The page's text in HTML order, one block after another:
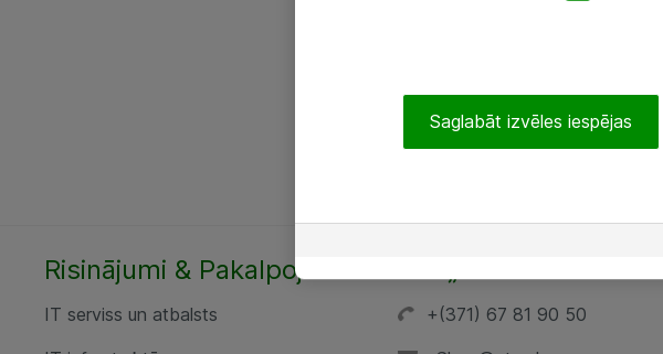
Risinājumi & Pakalpojumi
IT serviss un atbalsts
+(371) 67 81 90 50
Saglabāt izvēles iespējas